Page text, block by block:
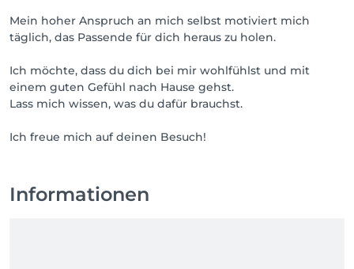
Mein hoher Anspruch an mich selbst motiviert mich
täglich, das Passende für dich heraus zu holen.
Ich möchte, dass du dich bei mir wohlfühlst und mit
einem guten Gefühl nach Hause gehst.
Lass mich wissen, was du dafür brauchst.
Ich freue mich auf deinen Besuch!
Informationen